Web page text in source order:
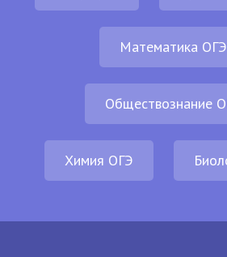
Математика ОГЭ
Обществознание
Химия ОГЭ